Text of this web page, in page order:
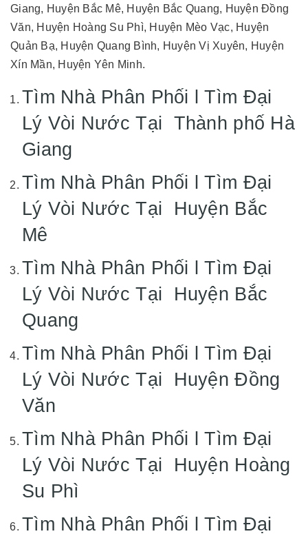
Giang, Huyện Bắc Mê, Huyện Bắc Quang, Huyện Đồng
Văn, Huyện Hoàng Su Phì, Huyện Mèo Vạc, Huyện
Quản Bạ, Huyện Quang Bình, Huyện Vị Xuyên, Huyện
Xín Mần, Huyện Yên Minh.
Tìm Nhà Phân Phối l Tìm Đại
Lý Vòi Nước Tại Thành phố Hà
Giang
Tìm Nhà Phân Phối l Tìm Đại
Lý Vòi Nước Tại Huyện Bắc
Mê
Tìm Nhà Phân Phối l Tìm Đại
Lý Vòi Nước Tại Huyện Bắc
Quang
Tìm Nhà Phân Phối l Tìm Đại
Lý Vòi Nước Tại Huyện Đồng
Văn
Tìm Nhà Phân Phối l Tìm Đại
Lý Vòi Nước Tại Huyện Hoàng
Su Phì
Tìm Nhà Phân Phối l Tìm Đại